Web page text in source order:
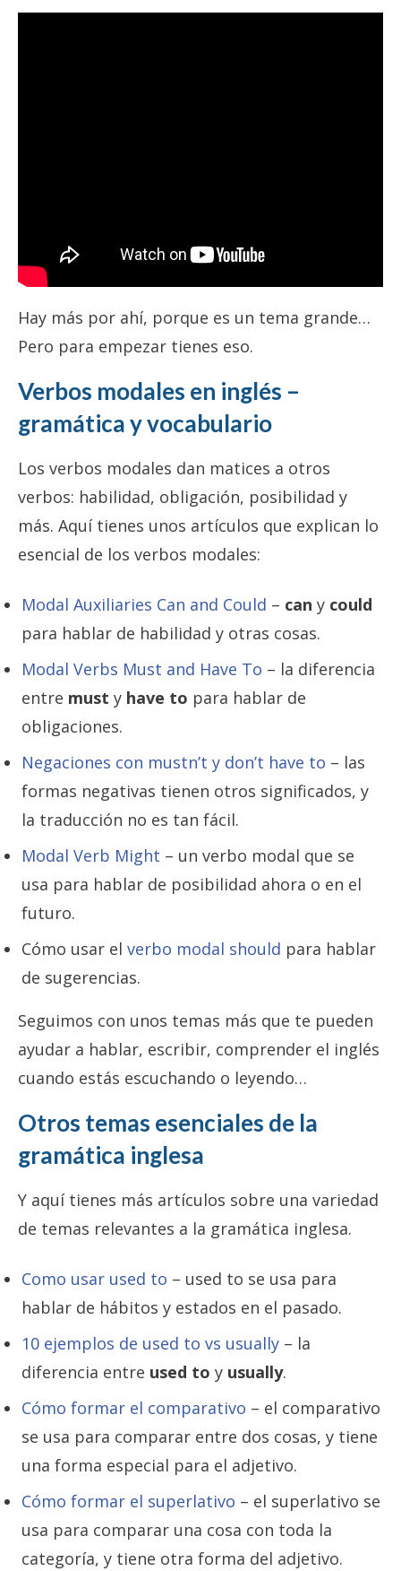
Hay más por ahí, porque es un tema grande…
Pero para empezar tienes eso.
Verbos modales en inglés –
gramática y vocabulario
Los verbos modales dan matices a otros
verbos: habilidad, obligación, posibilidad y
más. Aquí tienes unos artículos que explican lo
esencial de los verbos modales:
Modal Auxiliaries Can and Could – can y could
para hablar de habilidad y otras cosas.
Modal Verbs Must and Have To – la diferencia
entre must y have to para hablar de
obligaciones.
Negaciones con mustn’t y don’t have to – las
formas negativas tienen otros significados, y
la traducción no es tan fácil.
Modal Verb Might – un verbo modal que se
usa para hablar de posibilidad ahora o en el
futuro.
Cómo usar el verbo modal should para hablar
de sugerencias.
Seguimos con unos temas más que te pueden
ayudar a hablar, escribir, comprender el inglés
cuando estás escuchando o leyendo…
Otros temas esenciales de la
gramática inglesa
Y aquí tienes más artículos sobre una variedad
de temas relevantes a la gramática inglesa.
Como usar used to – used to se usa para
hablar de hábitos y estados en el pasado.
10 ejemplos de used to vs usually – la
diferencia entre used to y usually.
Cómo formar el comparativo – el comparativo
se usa para comparar entre dos cosas, y tiene
una forma especial para el adjetivo.
Cómo formar el superlativo – el superlativo se
usa para comparar una cosa con toda la
categoría, y tiene otra forma del adjetivo.